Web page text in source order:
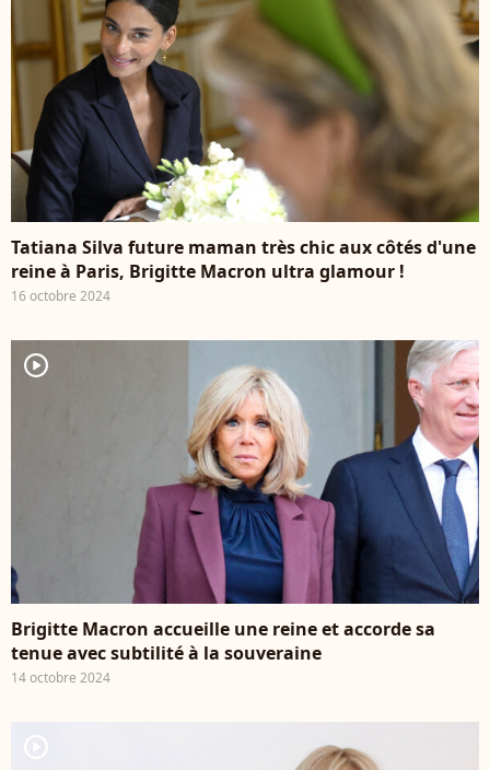
Tatiana Silva future maman très chic aux côtés d'une
reine à Paris, Brigitte Macron ultra glamour !
16 octobre 2024
player2
Brigitte Macron accueille une reine et accorde sa
tenue avec subtilité à la souveraine
14 octobre 2024